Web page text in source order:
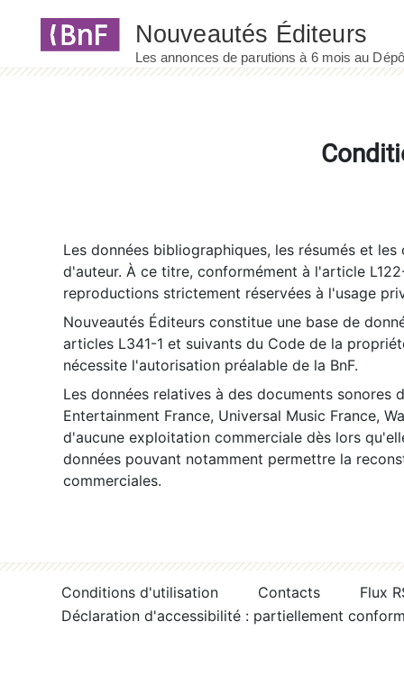
Les données bibliographiques, les résumés et
d'auteur. À ce titre, conformément à l'article
reproductions strictement réservées à l'usage
Nouveautés Éditeurs constitue une base de
articles L341-1 et suivants du Code de la
nécessite l'autorisation préalable de la BnF.
Les données relatives à des documents sonores
Entertainment France, Universal Music France,
d'aucune exploitation commerciale dès lors
données pouvant notamment permettre la
commerciales.
Conditions d'utilisation Contacts
Flux
Déclaration d'accessibilité : partiellement